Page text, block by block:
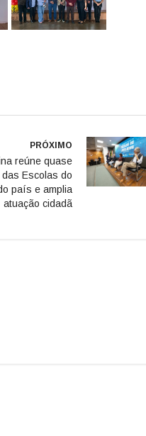
PRÓXIMO
reúne quase
das Escolas do
país e amplia
atuação cidadã